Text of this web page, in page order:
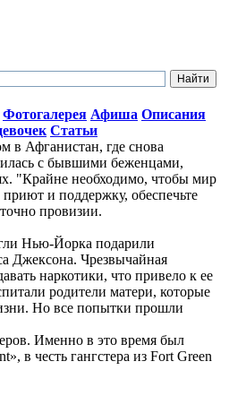
Фотогалерея Афиша Описания
Статьи
в Афганистан, где снова
с бывшими беженцами,
"Крайне необходимо, чтобы мир
и поддержку, обеспечьте
провизии.
Нью-Йорка подарили
Джексона. Чрезвычайная
наркотики, что привело к ее
родители матери, которые
Но все попытки прошли
Именно в это время был
в честь гангстера из Fort Green